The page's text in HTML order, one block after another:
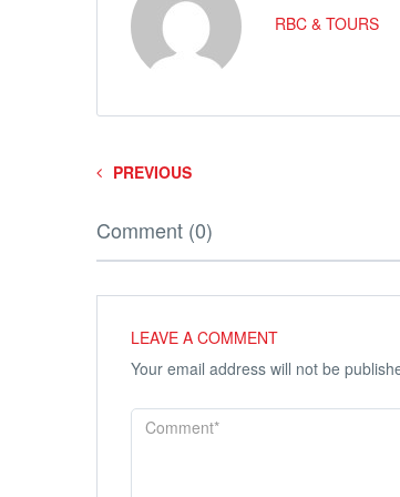
RBC & TOURS
PREVIOUS
Comment (0)
LEAVE A COMMENT
Your email address will not be